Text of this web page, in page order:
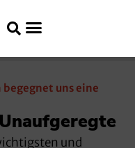
begegnet uns eine
und